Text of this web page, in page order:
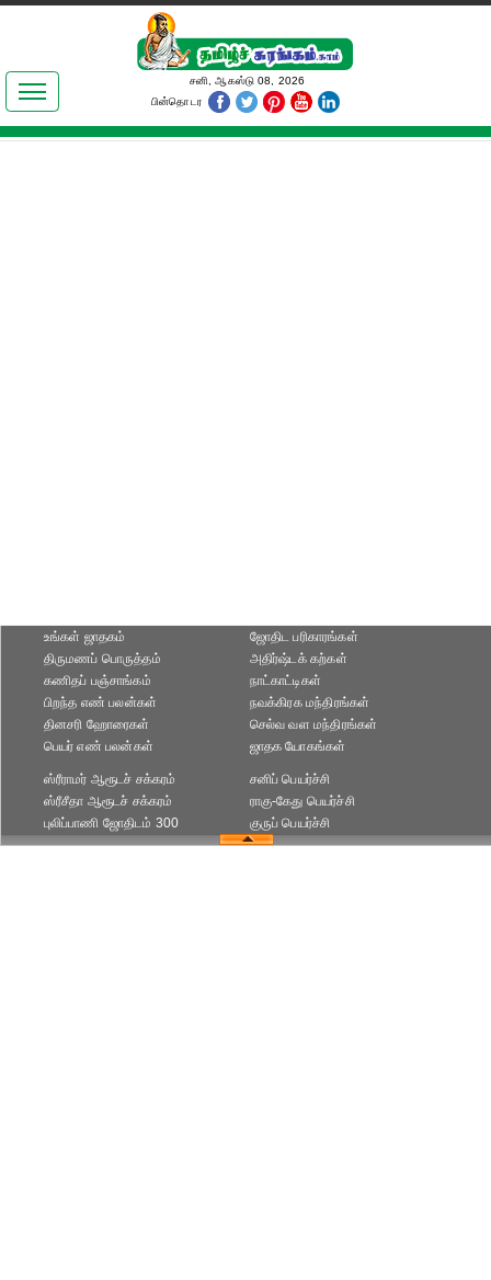
இலக்கியங்கள்
தமிழ் உலகம்
சனி, ஆகஸ்டு 08, 2026
பின்தொடர
உங்கள் ஜாதகம்
திருமணப் பொருத்தம்
கணிதப் பஞ்சாங்கம்
ஜோதிட ப‌ரிகார‌ங்க‌ள்
அதிர்ஷ்டக் கற்கள்
நாட்காட்டிகள்
பிறந்த எண் பலன்கள்
தினசரி ஹோரைகள்
பெயர் எண் பலன்கள்
நவக்கிரக மந்திரங்கள்
செல்வ வள மந்திரங்கள்
ஜாதக யோகங்கள்
ஸ்ரீராமர் ஆரூடச் சக்கரம்
ஸ்ரீசீதா ஆரூடச் சக்கரம்
புலிப்பாணி ஜோதிடம் 300
சனிப் பெயர்ச்சி
ராகு-கேது பெயர்ச்சி
குருப் பெயர்ச்சி